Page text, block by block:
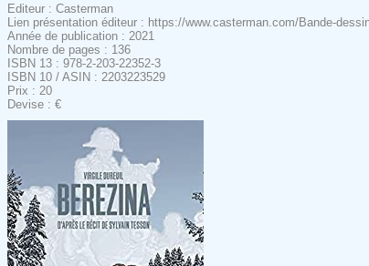
Editeur : Casterman
Lien présentation éditeur : https://www.casterman.com/Bande-
Année de publication : 2021
Nombre de pages : 136
ISBN 13 : 978-2-203-22352-3
ISBN 10 / ASIN : 2203223529
Prix : 20
Devise : €